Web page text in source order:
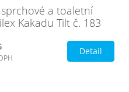
a toaletní
Kakadu Tilt č. 183
Detail